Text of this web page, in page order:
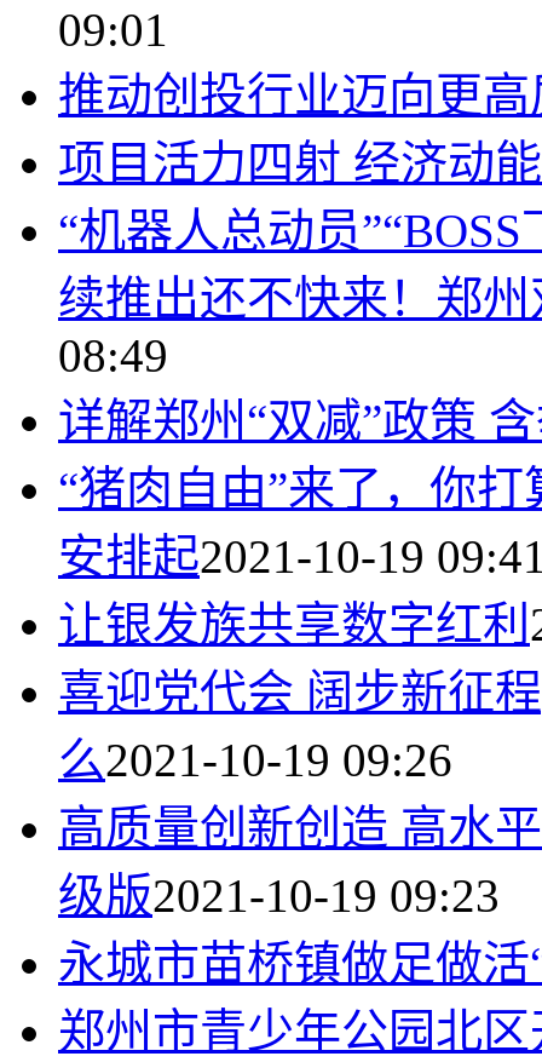
09:01
推动创投行业迈向更高
项目活力四射 经济动
“机器人总动员
续推出还不快来！郑
08:49
详解郑州“双减”政策
“猪肉自由”来了，你
安排起2021-10-19
让银发族共享数字红利
喜迎党代会 阔步新征
么2021-10-19 09:26
高质量创新创造 高水
级版2021-10-19 09:23
永城市苗桥镇做足做活
郑州市青少年公园北